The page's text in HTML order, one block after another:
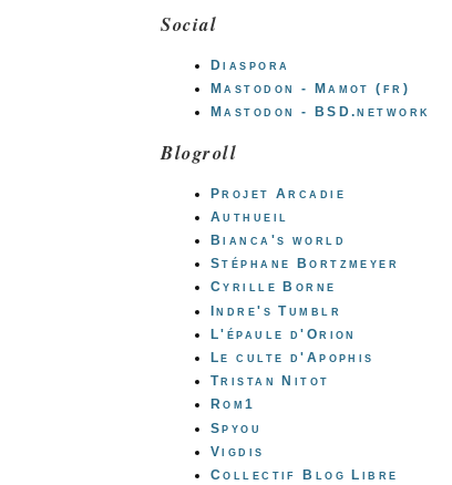
Social
Diaspora
Mastodon - Mamot (fr)
Mastodon - BSD.network
Blogroll
Projet Arcadie
Authueil
Bianca's world
Stéphane Bortzmeyer
Cyrille Borne
Indre's Tumblr
L'épaule d'Orion
Le culte d'Apophis
Tristan Nitot
Rom1
Spyou
Vigdis
Collectif Blog Libre